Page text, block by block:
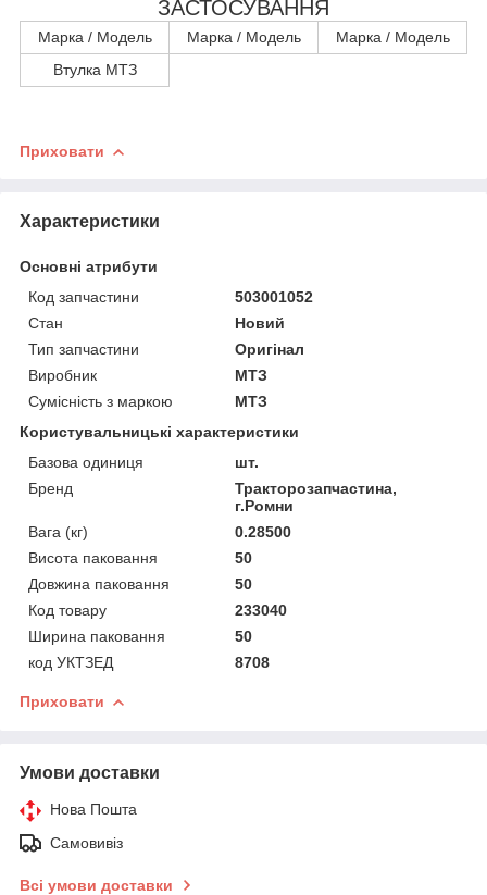
ЗАСТОСУВАННЯ
Марка / Модель Марка / Модель
Марка / Модель
Втулка МТЗ
Приховати
Характеристики
Основні атрибути
Код запчастини
503001052
Стан
Новий
Тип запчастини
Оригінал
Виробник
МТЗ
Сумісність з маркою
МТЗ
Користувальницькі характеристики
Базова одиниця
шт.
Бренд
Тракторозапчастина,
г.Ромни
Вага (кг)
0.28500
Висота паковання
50
Довжина паковання
50
Код товару
233040
Ширина паковання
50
код УКТЗЕД
8708
Приховати
Умови доставки
Нова Пошта
Самовивіз
Всі умови доставки